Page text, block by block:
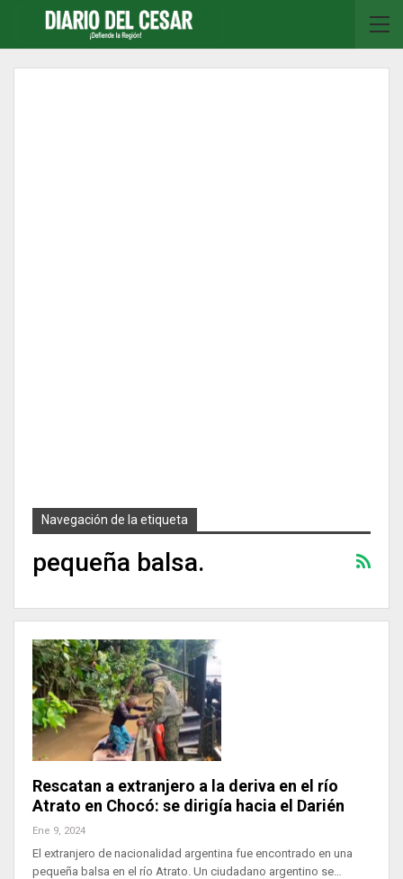
Navegación de la etiqueta
pequeña balsa.
Rescatan a extranjero a la deriva en el río
Atrato en Chocó: se dirigía hacia el Darién
Ene 9, 2024
El extranjero de nacionalidad argentina fue encontrado en una
pequeña balsa en el río Atrato. Un ciudadano argentino se…